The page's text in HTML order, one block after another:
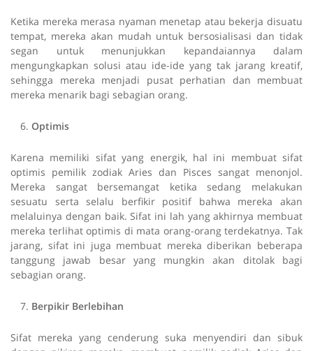
Ketika mereka merasa nyaman menetap atau bekerja disuatu
tempat, mereka akan mudah untuk bersosialisasi dan tidak
segan untuk menunjukkan kepandaiannya dalam
mengungkapkan solusi atau ide-ide yang tak jarang kreatif,
sehingga mereka menjadi pusat perhatian dan membuat
mereka menarik bagi sebagian orang.
Optimis
Karena memiliki sifat yang energik, hal ini membuat sifat
optimis pemilik zodiak Aries dan Pisces sangat menonjol.
Mereka sangat bersemangat ketika sedang melakukan
sesuatu serta selalu berfikir positif bahwa mereka akan
melaluinya dengan baik. Sifat ini lah yang akhirnya membuat
mereka terlihat optimis di mata orang-orang terdekatnya. Tak
jarang, sifat ini juga membuat mereka diberikan beberapa
tanggung jawab besar yang mungkin akan ditolak bagi
sebagian orang.
Berpikir Berlebihan
Sifat mereka yang cenderung suka menyendiri dan sibuk